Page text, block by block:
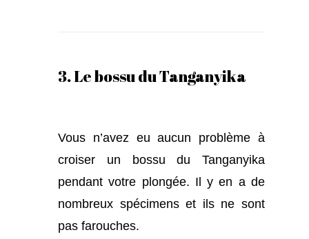
3. Le bossu du Tanganyika
Vous n’avez eu aucun problème à
croiser un bossu du Tanganyika
pendant votre plongée. Il y en a de
nombreux spécimens et ils ne sont
pas farouches.